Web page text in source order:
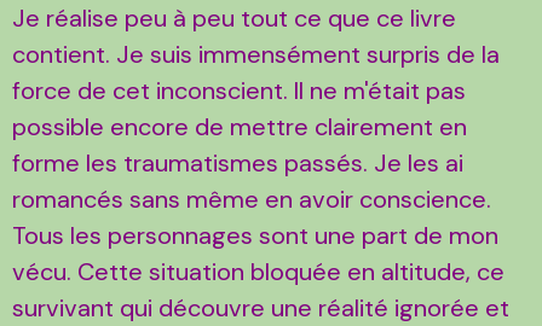
Je réalise peu à peu tout ce que ce livre
contient. Je suis immensément surpris de la
force de cet inconscient. Il ne m'était pas
possible encore de mettre clairement en
forme les traumatismes passés. Je les ai
romancés sans même en avoir conscience.
Tous les personnages sont une part de mon
vécu. Cette situation bloquée en altitude, ce
survivant qui découvre une réalité ignorée et